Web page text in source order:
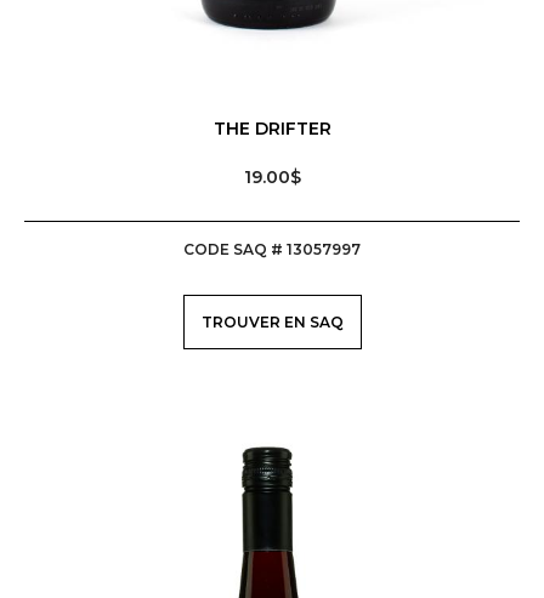
VINS, BIÈRES, CIDRES ET SPIRITUEUX
ÉVÈNEMENTS
À PROPOS DE NOUS
NOUVELLES
LISTE IP
THE DRIFTER
19.00$
CODE SAQ # 13057997
TROUVER EN SAQ